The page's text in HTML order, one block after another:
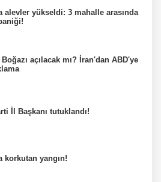
alevler yükseldi: 3 mahalle arasında
açılacak mı? İran'dan ABD'ye
İl Başkanı tutuklandı!
korkutan yangın!